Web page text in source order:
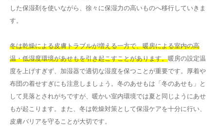
した保湿剤を使いながら、徐々に保湿力の高いものへ移行していきま
す。
冬は乾燥による皮膚トラブルが増える一方で、暖房による室内の高
温・低湿度環境があせもを引き起こすことがあります。暖房の設定温
度を上げすぎず、加湿器で適切な湿度を保つことが重要です。厚着や
布団の着せすぎにも注意しましょう。冬のあせもは「冬のあせも」と
して見落とされがちですが、暖かい室内環境では夏と同じようにあせ
もが起こります。また、冬は乾燥対策として保湿ケアを十分に行い、
皮膚バリアを守ることが大切です。